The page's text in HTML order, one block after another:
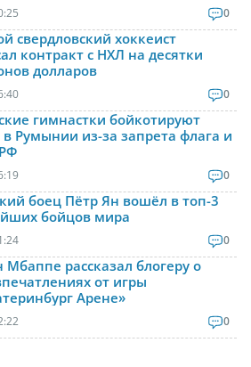
0
свердловский хоккеист
контракт с НХЛ на десятки
долларов
0
гимнастки бойкотируют
в Румынии из-за запрета флага и
0
боец Пётр Ян вошёл в топ-3
бойцов мира
0
Мбаппе рассказал блогеру о
от игры
Арене»
0